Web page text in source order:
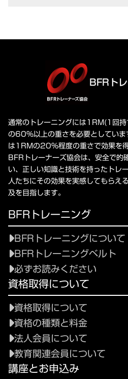
BFRト
通常のトレーニングには1RM(1回
の60%以上の重さを必要としてい
は1RMの20%程度の重さで効果を
BFRトレーナーズ協会は、安全で的
い、正しい知識と技術を持ったトレ
人たちにその効果を実感してもらえ
及を目指します。
BFRトレーニング
BFRトレーニングについて
BFRトレーニングベルト
必ずお読みください
資格取得について
資格取得について
資格の種類と料金
法人会員について
教育関連会員について
講座とお申込み